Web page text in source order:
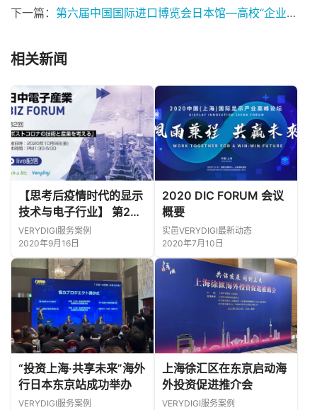
下一篇： 第六届中国国际进口博览会日本馆—高校“企业助理”尽心竭力!
相关新闻
【思考后疫情时代的显示
技术与电子行业】 第2届
中日光电行业BIZ Forum
VERYDIGI服务案例
2020年9月16日
2020 DIC FORUM 会议
概要
实邑VERYDIGI最新动态
2020年7月10日
“投资上海·共享未来”海外
行日本东京站成功举办
VERYDIGI服务案例
上海徐汇区在东京启动海
外投资促进推介会
VERYDIGI服务案例